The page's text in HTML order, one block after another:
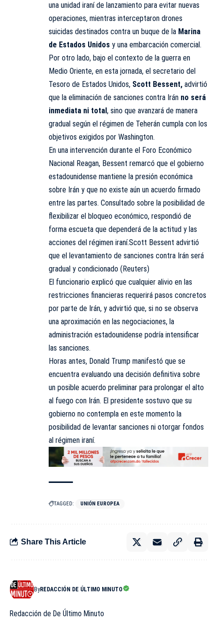
una unidad iraní de lanzamiento para evitar nuevas
operaciones, mientras interceptaron drones
suicidas destinados contra un buque de la Marina
de Estados Unidos y una embarcación comercial.
Por otro lado, bajo el contexto de la guerra en
Medio Oriente, en esta jornada, el secretario del
Tesoro de Estados Unidos, Scott Bessent, advirtió
que la eliminación de sanciones contra Irán no será
inmediata ni total , sino que avanzará de manera
gradual según el régimen de Teherán cumpla con los
objetivos exigidos por Washington.
En una intervención durante el Foro Económico
Nacional Reagan, Bessent remarcó que el gobierno
estadounidense mantiene la presión económica
sobre Irán y que no existe aún un acuerdo firmado
entre las partes. Consultado sobre la posibilidad de
flexibilizar el bloqueo económico, respondió de
forma escueta que dependerá de la actitud y las
acciones del régimen iraní.Scott Bessent advirtió
que el levantamiento de sanciones contra Irán será
gradual y condicionado (Reuters)
El funcionario explicó que cualquier alivio en las
restricciones financieras requerirá pasos concretos
por parte de Irán, y advirtió que, si no se observa
una aproximación en las negociaciones, la
administración estadounidense podría intensificar
las sanciones.
Horas antes, Donald Trump manifestó que se
encuentra evaluando una decisión definitiva sobre
un posible acuerdo preliminar para prolongar el alto
al fuego con Irán. El presidente sostuvo que su
gobierno no contempla en este momento la
posibilidad de levantar sanciones ni otorgar fondos
al régimen iraní.
TAGGED: UNIÓN EUROPEA
Share This Article
ByREDACCIÓN DE ÚLTIMO MINUTO
Redacción de De Último Minuto